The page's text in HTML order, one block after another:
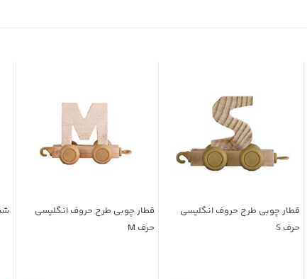
قطار چوبی طرح حروف انگلیسی
حرف S
قطار چوبی طرح حروف انگلیسی
حرف M
شمع